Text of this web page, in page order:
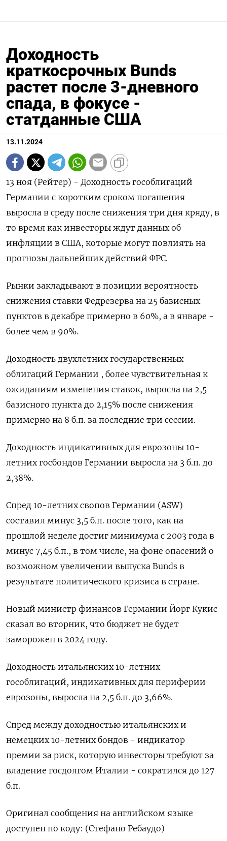
Доходность
краткосрочных Bunds
растет после 3-дневного
спада, в фокусе -
статданные США
13.11.2024
13 ноя (Рейтер) - Доходность гособлигаций
Германии с коротким сроком погашения
выросла в среду после снижения три дня кряду, в
то время как инвесторы ждут данных об
инфляции в США, которые могут повлиять на
прогнозы дальнейших действий ФРС.
Рынки закладывают в позиции вероятность
снижения ставки Федрезерва на 25 базисных
пунктов в декабре примерно в 60%, а в январе -
более чем в 90%.
Доходность двухлетних государственных
облигаций Германии , более чувствительная к
ожиданиям изменения ставок, выросла на 2,5
базисного пункта до 2,15% после снижения
примерно на 8 б.п. за последние три сессии.
Доходность индикативных для еврозоны 10-
летних госбондов Германии выросла на 3 б.п. до
2,38%.
Спред 10-летних свопов Германии (ASW)
составил минус 3,5 б.п. после того, как на
прошлой неделе достиг минимума с 2003 года в
минус 7,45 б.п., в том числе, на фоне опасений о
возможном увеличении выпуска Bunds в
результате политического кризиса в стране.
Новый министр финансов Германии Йорг Кукис
сказал во вторник, что бюджет не будет
заморожен в 2024 году.
Доходность итальянских 10-летних
гособлигаций, индикативных для периферии
еврозоны, выросла на 2,5 б.п. до 3,66%.
Спред между доходностью итальянских и
немецких 10-летних бондов - индикатор
премии за риск, которую инвесторы требуют за
владение госдолгом Италии - сократился до 127
б.п.
Оригинал сообщения на английском языке
доступен по коду: (Стефано Ребаудо)